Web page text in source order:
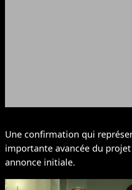
Une confirmation qui
importante avancée du
annonce initiale.